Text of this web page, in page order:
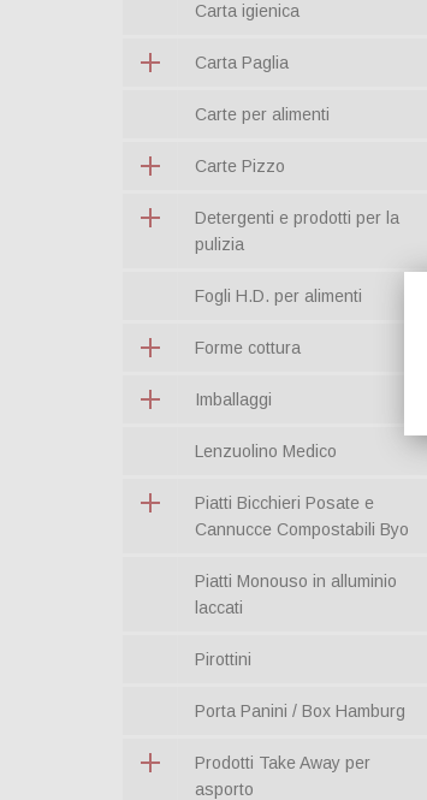
Carta igienica
Carta Paglia
Carte per alimenti
Carte Pizzo
Detergenti e prodotti per la
pulizia
Fogli H.D. per alimenti
Forme cottura
Imballaggi
Lenzuolino Medico
Piatti Bicchieri Posate e
Cannucce Compostabili Byo
Piatti Monouso in alluminio
laccati
Pirottini
Porta Panini / Box Hamburg
Prodotti Take Away per
asporto